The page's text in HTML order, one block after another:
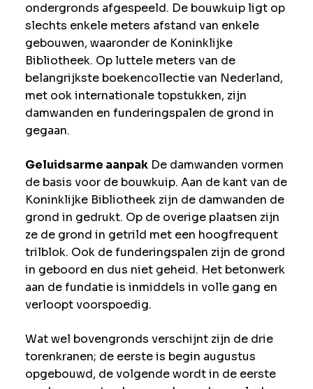
ondergronds afgespeeld. De bouwkuip ligt op
slechts enkele meters afstand van enkele
gebouwen, waaronder de Koninklijke
Bibliotheek. Op luttele meters van de
belangrijkste boekencollectie van Nederland,
met ook internationale topstukken, zijn
damwanden en funderingspalen de grond in
gegaan.
Geluidsarme aanpakDe damwanden vormen
de basis voor de bouwkuip. Aan de kant van de
Koninklijke Bibliotheek zijn de damwanden de
grond in gedrukt. Op de overige plaatsen zijn
ze de grond in getrild met een hoogfrequent
trilblok. Ook de funderingspalen zijn de grond
in geboord en dus niet geheid. Het betonwerk
aan de fundatie is inmiddels in volle gang en
verloopt voorspoedig.
Wat wel bovengronds verschijnt zijn de drie
torenkranen; de eerste is begin augustus
opgebouwd, de volgende wordt in de eerste